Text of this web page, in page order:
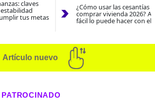
claves
tus metas
¿Cómo usar las cesantías
comprar vivienda 2026?
fácil lo puede hacer con el
Artículo nuevo